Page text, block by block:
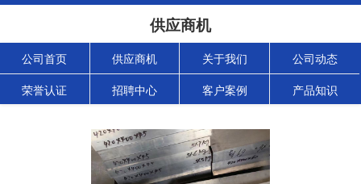
供应商机
公司首页 供应商机 关于我们 公司动态
荣誉认证 招聘中心 客户案例 产品知识